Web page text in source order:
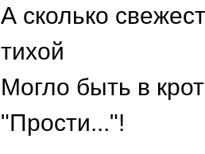
А сколько
тихой
Могло быть в
"Прости..."!